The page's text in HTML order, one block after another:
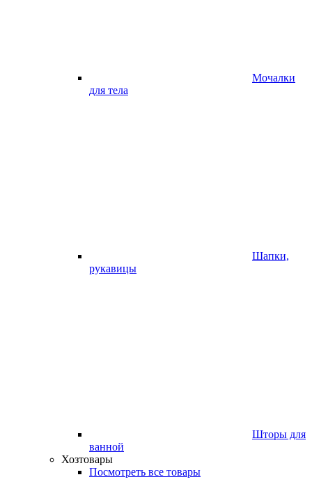
Мочалки
для тела
Шапки,
рукавицы
Шторы для
ванной
Хозтовары
Посмотреть все товары